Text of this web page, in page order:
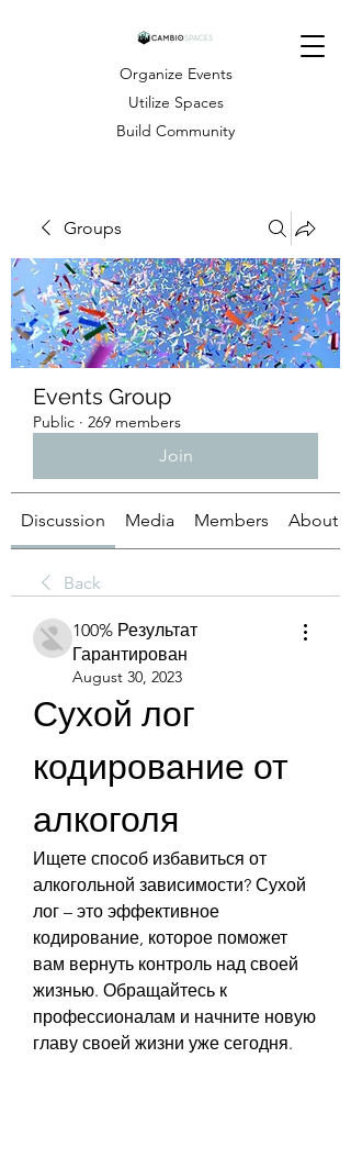
Organize Events
Utilize Spaces
Build Community
Groups
Events Group
Public · 269 members
Join
Discussion Media Members About
Back
100% Результат
Гарантирован
August 30, 2023
Сухой лог
кодирование от
алкоголя
Ищете способ избавиться от
алкогольной зависимости? Сухой
лог – это эффективное
кодирование, которое поможет
вам вернуть контроль над своей
жизнью. Обращайтесь к
профессионалам и начните новую
главу своей жизни уже сегодня.